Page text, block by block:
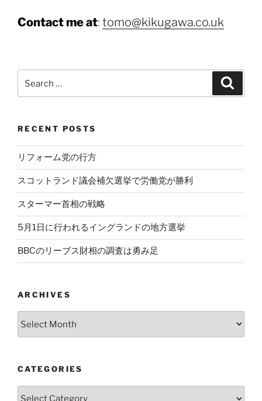
Contact me at: tomo@kikugawa.co.uk
for:
RECENT POSTS
リフォーム党の行方
スコットランド議会補欠選挙で労働党が勝利
スターマー首相の戦略
5月1日に行われるイングランドの地方選挙
BBCのリーブス財相の調査は勇み足
ARCHIVES
CATEGORIES
Categories